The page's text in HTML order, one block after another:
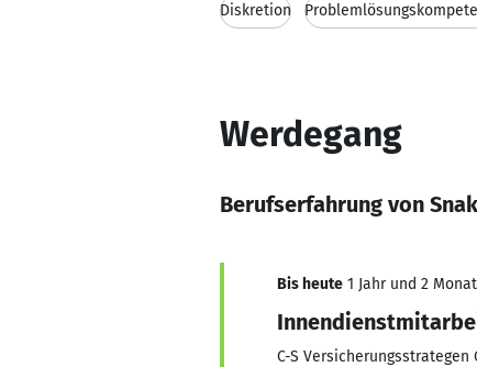
Diskretion
Werdegang
Berufserfahrung von
Bis heute 1 Jahr und 2
C-S Versicherungsstrategen